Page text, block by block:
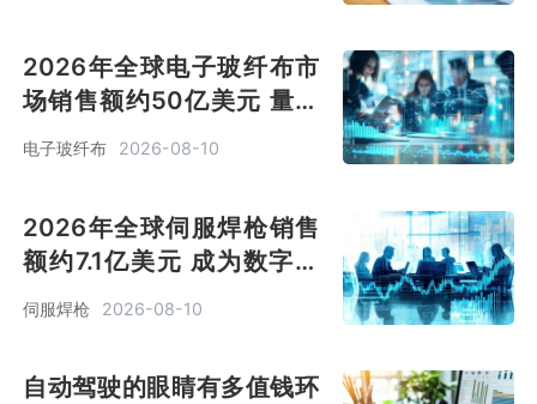
2026年全球电子玻纤布市
场销售额约50亿美元 量价
齐升 进入高增长通道[图]
电子玻纤布 2026-08-10
2026年全球伺服焊枪销售
额约7.1亿美元 成为数字化
工厂的“智能数据节点”[图]
伺服焊枪 2026-08-10
自动驾驶的眼睛有多值钱环